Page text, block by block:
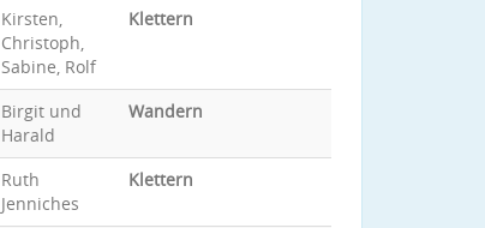
Kirsten,
Christoph,
Sabine, Rolf
Klettern
Birgit und
Harald
Wandern
Ruth
Jenniches
Klettern